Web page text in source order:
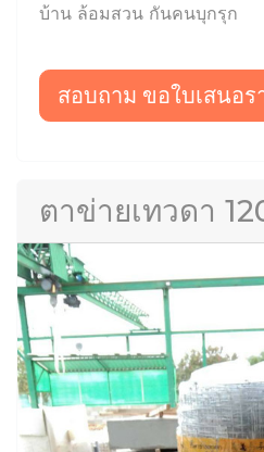
บ้าน ล้อมสวน กันคนบุกรุก
สอบถาม ขอใบเสนอร
ตาข่ายเทวดา